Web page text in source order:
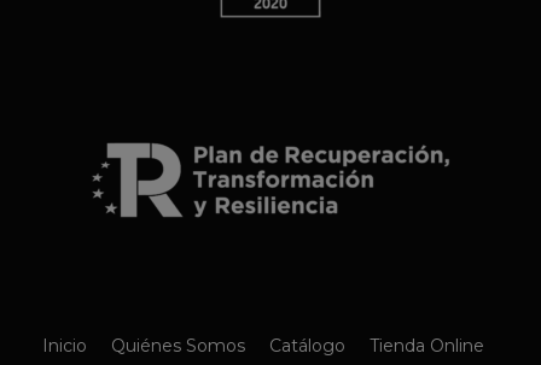
Inicio Quiénes Somos Catálogo Tienda Online